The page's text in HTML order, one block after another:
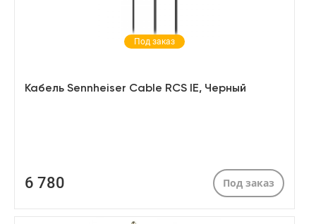
Под заказ
Кабель Sennheiser Cable RCS IE, Черный
6 780 Под заказ